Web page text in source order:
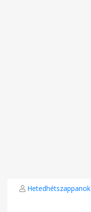
Hetedhétszappanok